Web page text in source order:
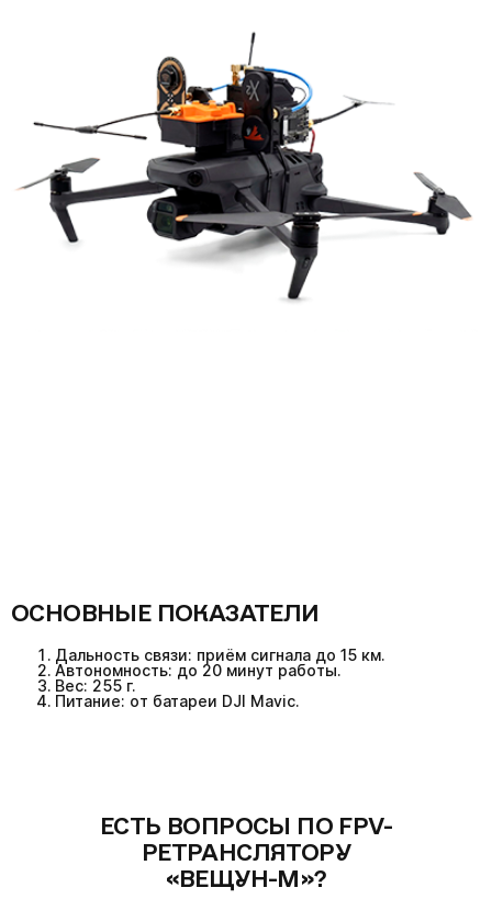
ОСНОВНЫЕ ПОКАЗАТЕЛИ
Дальность связи: приём сигнала до 15 км.
Автономность: до 20 минут работы.
Вес: 255 г.
Питание: от батареи DJI Mavic.
ЕСТЬ ВОПРОСЫ ПО FPV-
РЕТРАНСЛЯТОРУ
«ВЕЩУН-М»?